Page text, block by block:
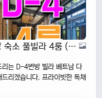
[D-4] 다낭1번가 베트남 다낭 숙소 풀빌라 4룸 (포근하고 산뜻한 곳)
리는 D-4번방 빌라 베트남 다
. 프라이빗한 독채